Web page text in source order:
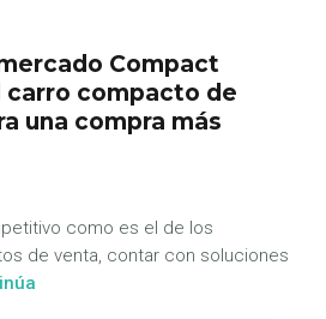
Compact
carro compacto de
una compra más
como es el de los
de venta, contar con soluciones